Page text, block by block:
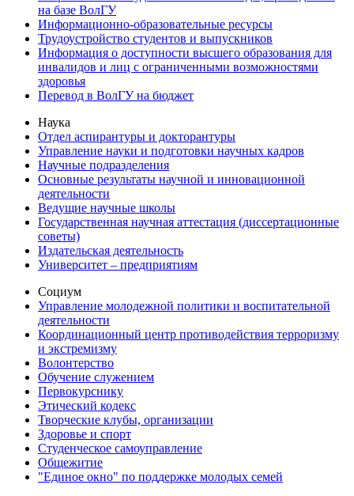
на базе ВолГУ
Информационно-образовательные ресурсы
Трудоустройство студентов и выпускников
Информация о доступности высшего образования для
инвалидов и лиц с ограниченными возможностями
здоровья
Перевод в ВолГУ на бюджет
Наука
Отдел аспирантуры и докторантуры
Управление науки и подготовки научных кадров
Научные подразделения
Основные результаты научной и инновационной
деятельности
Ведущие научные школы
Государственная научная аттестация (диссертационные
советы)
Издательская деятельность
Университет – предприятиям
Социум
Управление молодежной политики и воспитательной
деятельности
Координационный центр противодействия терроризму
и экстремизму
Волонтерство
Обучение служением
Первокурснику
Этический кодекс
Творческие клубы, организации
Здоровье и спорт
Студенческое самоуправление
Общежитие
"Единое окно" по поддержке молодых семей